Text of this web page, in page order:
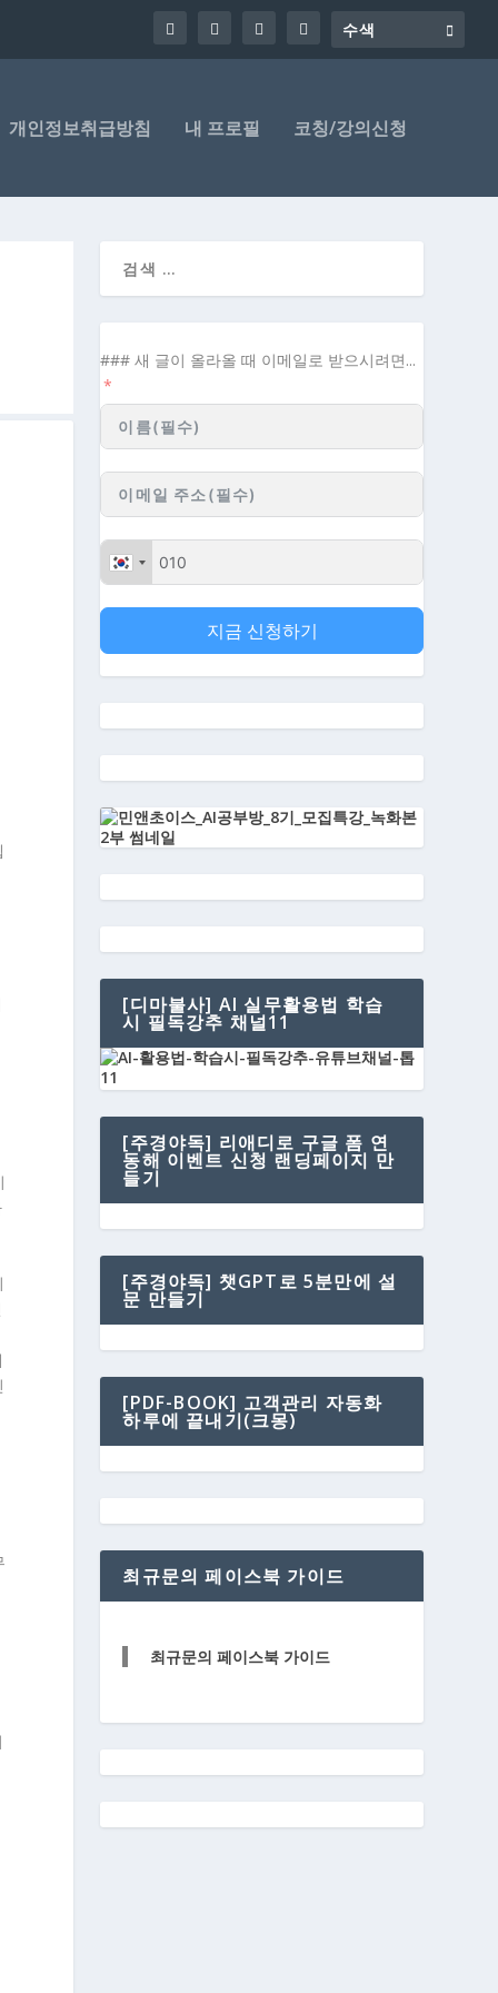
개인정보취급방침 내 프로필 코칭/강의신청
### 새 글이 올라올 때 이메일로 받으시려면...
지금 신청하기
[디마불사] AI 실무활용법 학습
시 필독강추 채널11
[주경야독] 리애디로 구글 폼 연
동해 이벤트 신청 랜딩페이지 만
들기
[주경야독] 챗GPT로 5분만에 설
문 만들기
[PDF-BOOK] 고객관리 자동화
하루에 끝내기(크몽)
최규문의 페이스북 가이드
최규문의 페이스북 가이드